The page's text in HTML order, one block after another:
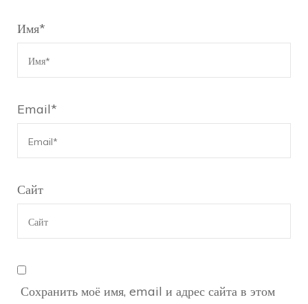
Имя*
Email*
Сайт
Сохранить моё имя, email и адрес сайта в этом